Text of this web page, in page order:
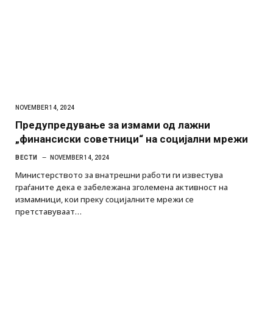
NOVEMBER 14, 2024
Предупредување за измами од лажни
„финансиски советници“ на социјални мрежи
ВЕСТИ NOVEMBER 14, 2024
Министерството за внатрешни работи ги известува
граѓаните дека е забележана зголемена активност на
измамници, кои преку социјалните мрежи се
претставуваат…